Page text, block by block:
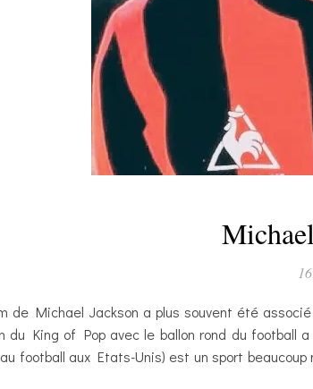
de Michael Jackson a plus souvent été
du King of Pop avec le ballon rond du football
football aux Etats-Unis) est un sport